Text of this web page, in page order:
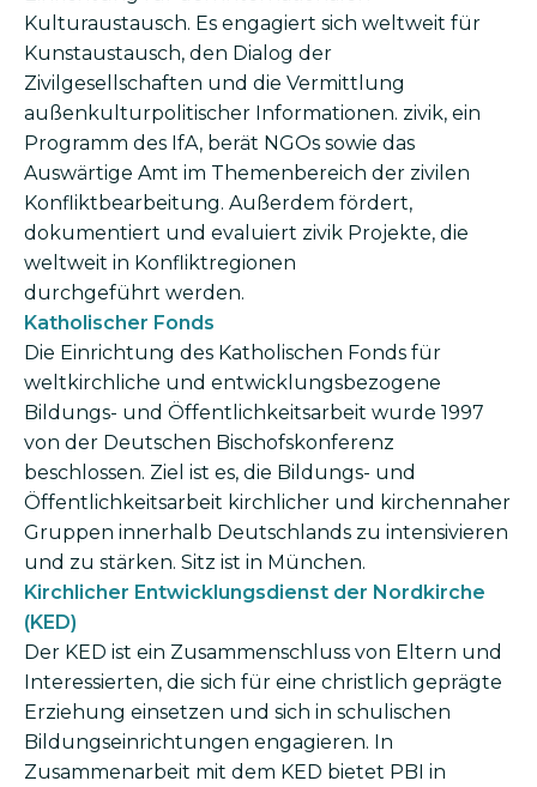
Kulturaustausch. Es engagiert sich weltweit für
Kunstaustausch, den Dialog der
Zivilgesellschaften und die Vermittlung
außenkulturpolitischer Informationen. zivik, ein
Programm des IfA, berät NGOs sowie das
Auswärtige Amt im Themenbereich der zivilen
Konfliktbearbeitung. Außerdem fördert,
dokumentiert und evaluiert zivik Projekte, die
weltweit in Konfliktregionen
durchgeführt werden.
Katholischer Fonds
Die Einrichtung des Katholischen Fonds für
weltkirchliche und entwicklungsbezogene
Bildungs- und Öffentlichkeitsarbeit wurde 1997
von der Deutschen Bischofskonferenz
beschlossen. Ziel ist es, die Bildungs- und
Öffentlichkeitsarbeit kirchlicher und kirchennaher
Gruppen innerhalb Deutschlands zu intensivieren
und zu stärken. Sitz ist in München.
Kirchlicher Entwicklungsdienst der Nordkirche
(KED)
Der KED ist ein Zusammenschluss von Eltern und
Interessierten, die sich für eine christlich geprägte
Erziehung einsetzen und sich in schulischen
Bildungseinrichtungen engagieren. In
Zusammenarbeit mit dem KED bietet PBI in